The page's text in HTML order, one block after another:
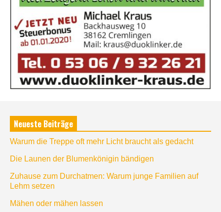
Neueste Beiträge
Warum die Treppe oft mehr Licht braucht als gedacht
Die Launen der Blumenkönigin bändigen
Zuhause zum Durchatmen: Warum junge Familien auf
Lehm setzen
Mähen oder mähen lassen